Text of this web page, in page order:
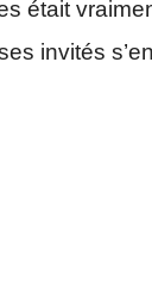
était
invités